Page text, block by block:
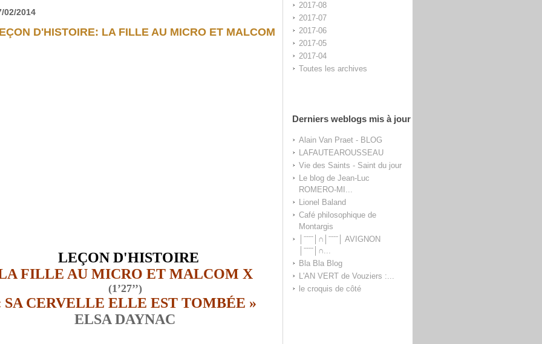
2017-08
2017-07
2017-06
2017-05
2017-04
Toutes les archives
Derniers weblogs mis à jour
Alain Van Praet - BLOG
LAFAUTEAROUSSEAU
Vie des Saints - Saint du jour
Le blog de Jean-Luc
ROMERO-MI...
Lionel Baland
Café philosophique de
Montargis
│ˉˉˉˉ│∩│ˉˉˉˉ│ AVIGNON
│ˉˉˉˉ│∩...
Bla Bla Blog
L'AN VERT de Vouziers :...
le croquis de côté
02/2014
D'HISTOIRE: LA FILLE AU MICRO ET MALCOM
LEÇON D'HISTOIRE
FILLE AU MICRO ET MALCOM X
(1’27’’)
SA CERVELLE ELLE EST TOMBÉE »
ELSA DAYNAC